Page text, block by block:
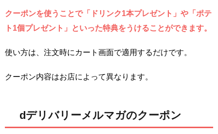
クーポンを使うことで「ドリンク1本プレゼント」や「ポテ
ト1個プレゼント」といった特典をうけることができます。
使い方は、注文時にカート画面で適用するだけです。
クーポン内容はお店によって異なります。
dデリバリーメルマガのクーポン